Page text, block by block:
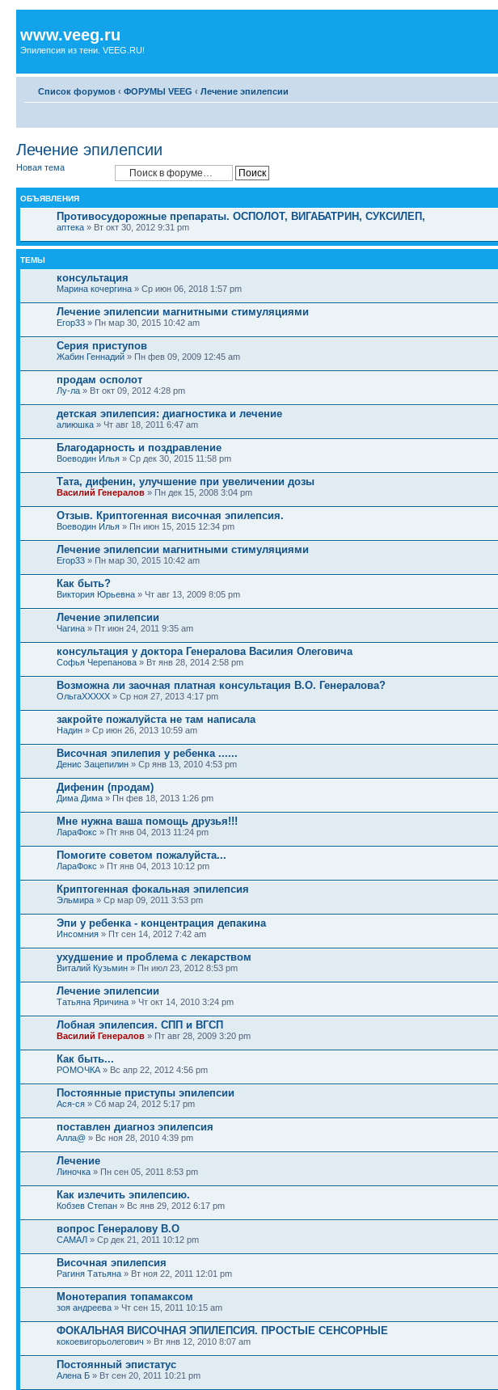
www.veeg.ru
Эпилепсия из тени. VEEG.RU!
Список форумов ‹ ФОРУМЫ VEEG ‹ Лечение эпилепсии
Лечение эпилепсии
Новая тема
ОБЪЯВЛЕНИЯ
Противосудорожные препараты. ОСПОЛОТ, ВИГАБАТРИН, СУКСИЛЕП,
аптека » Вт окт 30, 2012 9:31 pm
ТЕМЫ
консультация
Марина кочергина » Ср июн 06, 2018 1:57 pm
Лечение эпилепсии магнитными стимуляциями
Егор33 » Пн мар 30, 2015 10:42 am
Серия приступов
Жабин Геннадий » Пн фев 09, 2009 12:45 am
продам осполот
Лу-ла » Вт окт 09, 2012 4:28 pm
детская эпилепсия: диагностика и лечение
алиюшка » Чт авг 18, 2011 6:47 am
Благодарность и поздравление
Воеводин Илья » Ср дек 30, 2015 11:58 pm
Тата, дифенин, улучшение при увеличении дозы
Василий Генералов » Пн дек 15, 2008 3:04 pm
Отзыв. Криптогенная височная эпилепсия.
Воеводин Илья » Пн июн 15, 2015 12:34 pm
Лечение эпилепсии магнитными стимуляциями
Егор33 » Пн мар 30, 2015 10:42 am
Как быть?
Виктория Юрьевна » Чт авг 13, 2009 8:05 pm
Лечение эпилепсии
Чагина » Пт июн 24, 2011 9:35 am
консультация у доктора Генералова Василия Олеговича
Софья Черепанова » Вт янв 28, 2014 2:58 pm
Возможна ли заочная платная консультация В.О. Генералова?
ОльгаХХХХХ » Ср ноя 27, 2013 4:17 pm
закройте пожалуйста не там написала
Надин » Ср июн 26, 2013 10:59 am
Височная эпилепия у ребенка ......
Денис Зацепилин » Ср янв 13, 2010 4:53 pm
Дифенин (продам)
Дима Дима » Пн фев 18, 2013 1:26 pm
Мне нужна ваша помощь друзья!!!
ЛараФокс » Пт янв 04, 2013 11:24 pm
Помогите советом пожалуйста...
ЛараФокс » Пт янв 04, 2013 10:12 pm
Криптогенная фокальная эпилепсия
Эльмира » Ср мар 09, 2011 3:53 pm
Эпи у ребенка - концентрация депакина
Инсомния » Пт сен 14, 2012 7:42 am
ухудшение и проблема с лекарством
Виталий Кузьмин » Пн июл 23, 2012 8:53 pm
Лечение эпилепсии
Татьяна Яричина » Чт окт 14, 2010 3:24 pm
Лобная эпилепсия. СПП и ВГСП
Василий Генералов » Пт авг 28, 2009 3:20 pm
Как быть...
РОМОЧКА » Вс апр 22, 2012 4:56 pm
Постоянные приступы эпилепсии
Ася-ся » Сб мар 24, 2012 5:17 pm
поставлен диагноз эпилепсия
Алла@ » Вс ноя 28, 2010 4:39 pm
Лечение
Линочка » Пн сен 05, 2011 8:53 pm
Как излечить эпилепсию.
Кобзев Степан » Вс янв 29, 2012 6:17 pm
вопрос Генералову В.О
САМАЛ » Ср дек 21, 2011 10:12 pm
Височная эпилепсия
Рагиня Татьяна » Вт ноя 22, 2011 12:01 pm
Монотерапия топамаксом
зоя андреева » Чт сен 15, 2011 10:15 am
ФОКАЛЬНАЯ ВИСОЧНАЯ ЭПИЛЕПСИЯ. ПРОСТЫЕ СЕНСОРНЫЕ
кокоевигорьолегович » Вт янв 12, 2010 8:07 am
Постоянный эпистатус
Алена Б » Вт сен 20, 2011 10:21 pm